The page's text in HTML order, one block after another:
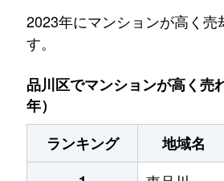
2023年にマンションが高く売
す。
品川区でマンションが高く売
年）
ランキング
地域名